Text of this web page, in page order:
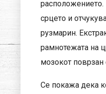
расположението.
срцето и
рузмарин.
рамнотежата на
мозокот
Се покажа дека